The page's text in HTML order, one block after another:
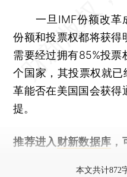
一旦IMF份额改革
份额和投票权都将获得
需要经过拥有85%投票
个国家，其投票权就已
革能否在美国国会获得
提。
推荐进入 财新数据库
本文共计872